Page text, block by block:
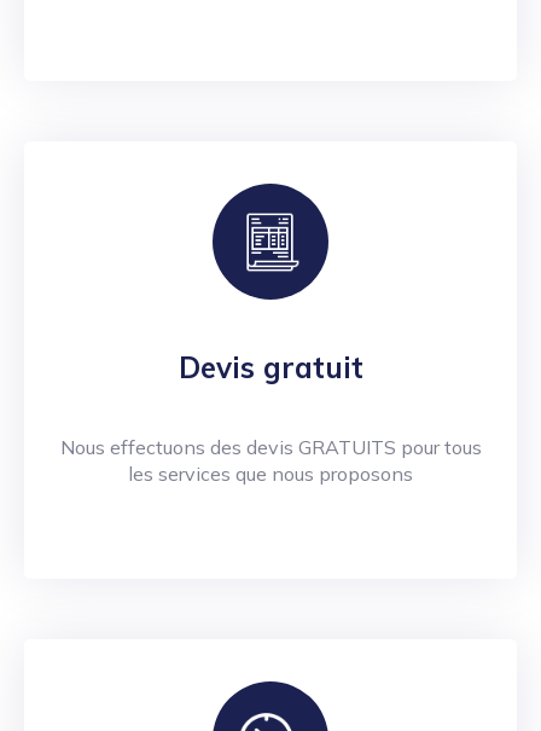
Devis gratuit
Nous effectuons des devis GRATUITS pour tous
les services que nous proposons